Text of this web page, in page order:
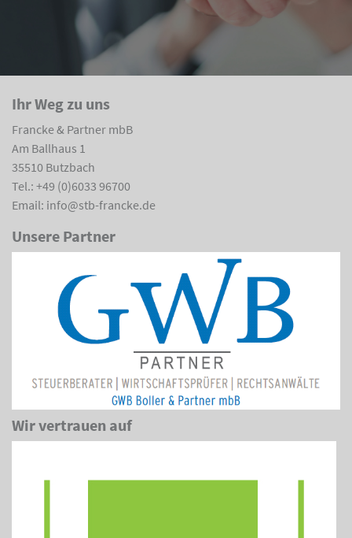
Ihr Weg zu uns
Francke & Partner mbB
Am Ballhaus 1
35510 Butzbach
Tel.: +49 (0)6033 96700
Email: info@stb-francke.de
Unsere Partner
Wir vertrauen auf